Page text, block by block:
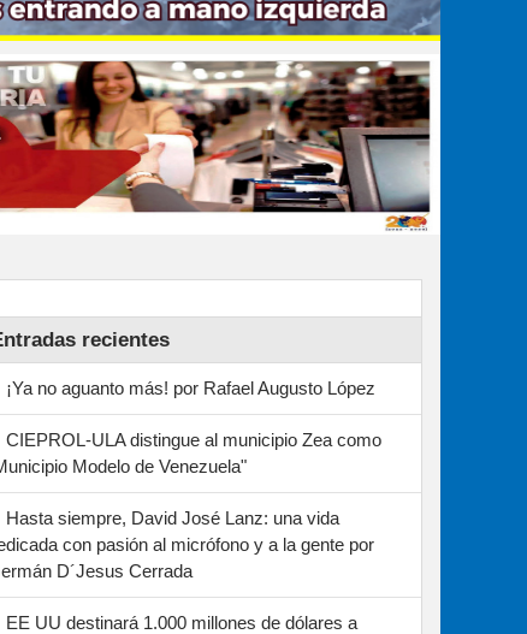
recientes
¡Ya no aguanto más! por Rafael Augusto López
CIEPROL-ULA distingue al municipio Zea como
Modelo de Venezuela"
Hasta siempre, David José Lanz: una vida
con pasión al micrófono y a la gente por
D´Jesus Cerrada
EE UU destinará 1.000 millones de dólares a